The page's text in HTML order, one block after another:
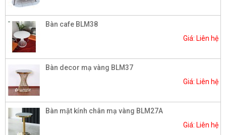
Bàn cafe BLM38
Giá: Liên hệ
Bàn decor mạ vàng BLM37
Giá: Liên hệ
Bàn mặt kính chân mạ vàng BLM27A
Giá: Liên hệ